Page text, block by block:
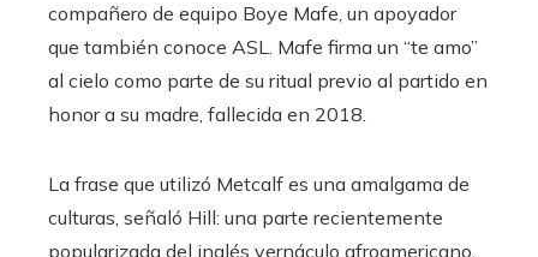
compañero de equipo Boye Mafe, un apoyador
que también conoce ASL. Mafe firma un “te amo”
al cielo como parte de su ritual previo al partido en
honor a su madre, fallecida en 2018.
La frase que utilizó Metcalf es una amalgama de
culturas, señaló Hill: una parte recientemente
popularizada del inglés vernáculo afroamericano,